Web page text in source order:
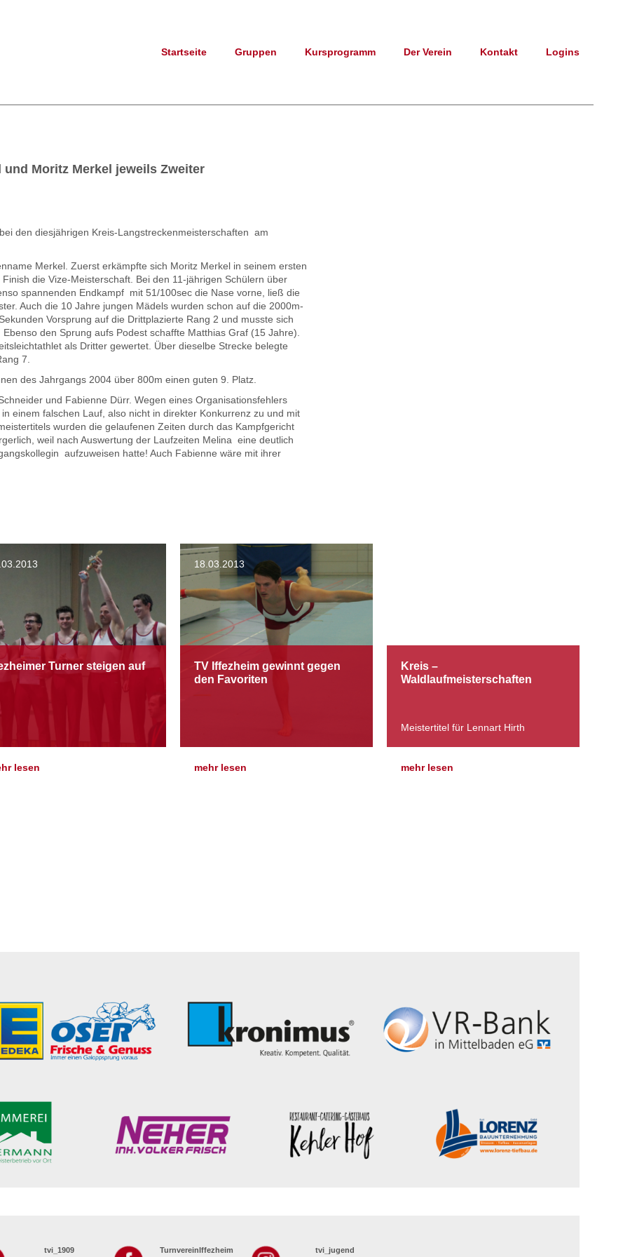
Startseite Gruppen Kursprogramm Der Verein Kontakt Logins
Moritz Merkel jeweils Zweiter
den diesjährigen Kreis-Langstreckenmeisterschaften am
Merkel. Zuerst erkämpfte sich Moritz Merkel in seinem ersten
die Vize-Meisterschaft. Bei den 11-jährigen Schülern über
spannenden Endkampf mit 51/100sec die Nase vorne, ließ die
Auch die 10 Jahre jungen Mädels wurden schon auf die 2000m-
Vorsprung auf die Drittplazierte Rang 2 und musste sich
den Sprung aufs Podest schaffte Matthias Graf (15 Jahre).
als Dritter gewertet. Über dieselbe Strecke belegte
7.
des Jahrgangs 2004 über 800m einen guten 9. Platz.
und Fabienne Dürr. Wegen eines Organisationsfehlers
einem falschen Lauf, also nicht in direkter Konkurrenz zu und mit
wurden die gelaufenen Zeiten durch das Kampfgericht
weil nach Auswertung der Laufzeiten Melina eine deutlich
aufzuweisen hatte! Auch Fabienne wäre mit ihrer
Turner steigen auf
lesen
18.03.2013
TV Iffezheim gewinnt gegen
den Favoriten
mehr lesen
Kreis –
Waldlaufmeisterschaften
Meistertitel für Lennart Hirth
mehr lesen
tvi_1909 TurnvereinIffezheim tvi_jugend